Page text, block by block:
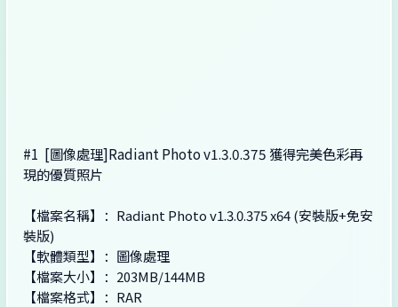
#1 [圖像處理]Radiant Photo v1.3.0.375 獲得完美色彩再
現的優質照片
【檔案名稱】：Radiant Photo v1.3.0.375 x64 (安裝版+免安
裝版)
【軟體類型】：圖像處理
【檔案大小】：203MB/144MB
【檔案格式】：RAR